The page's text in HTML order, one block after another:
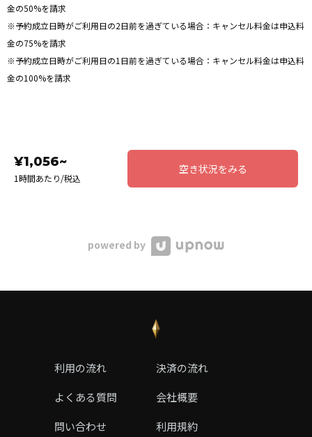
金の50%を請求
※予約成立日時がご利用日の2日前を過ぎている場合：キャンセル料金は申込料
金の75%を請求
※予約成立日時がご利用日の1日前を過ぎている場合：キャンセル料金は申込料
金の100%を請求
¥1,056~
1時間あたり/税込
空き状況をみる
powered by
利用の流れ
決済の流れ
よくある質問
会社概要
問い合わせ
利用規約